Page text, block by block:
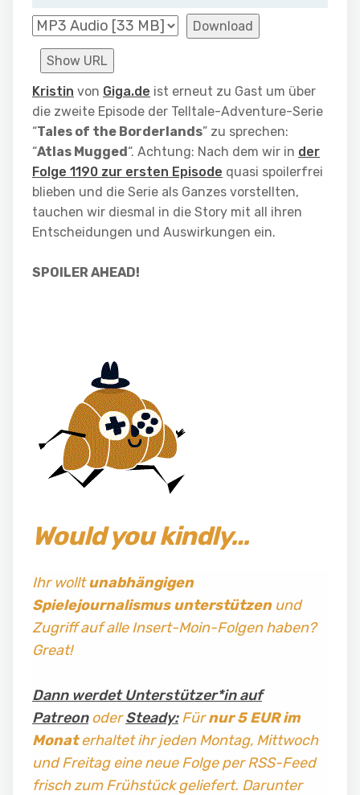
Download
Show URL
Kristin von Giga.de ist erneut zu Gast um über
die zweite Episode der Telltale-Adventure-Serie
“Tales of the Borderlands” zu sprechen:
“Atlas Mugged“. Achtung: Nach dem wir in der
Folge 1190 zur ersten Episode quasi spoilerfrei
blieben und die Serie als Ganzes vorstellten,
tauchen wir diesmal in die Story mit all ihren
Entscheidungen und Auswirkungen ein.
SPOILER AHEAD!
Would you kindly…
Ihr wolltunabhängigen
Spielejournalismus unterstützenund
Zugriff auf alle Insert-Moin-Folgen haben?
Great!
Dann werdet Unterstützer*in auf
PatreonoderSteady:Fürnur 5 EUR im
Monaterhaltet ihr jeden Montag, Mittwoch
und Freitag eine neue Folge per RSS-Feed
frisch zum Frühstück geliefert. Darunter